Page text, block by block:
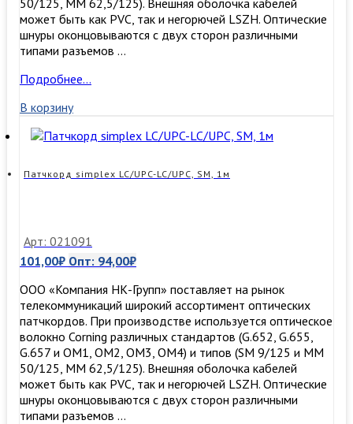
может быть как PVC, так и негорючей LSZH. Оптические
шнуры оконцовываются с двух сторон различными
типами разъемов …
Патчкорд
LC/UPC-
LC/UPC,
SM,
Подробнее…
В корзину
Патчкорд simplex LC/UPC-LC/UPC, SM, 1м
Арт: 021091
101,00₽ Опт: 94,00₽
ООО «Компания НК-Групп» поставляет на рынок
телекоммуникаций широкий ассортимент оптических
патчкордов. При производстве используется оптическое
волокно Corning различных стандартов (G.652, G.655,
G.657 и OM1, OM2, OM3, ОМ4) и типов (SM 9/125 и MM
50/125, MM 62,5/125). Внешняя оболочка кабелей
может быть как PVC, так и негорючей LSZH. Оптические
шнуры оконцовываются с двух сторон различными
типами разъемов …